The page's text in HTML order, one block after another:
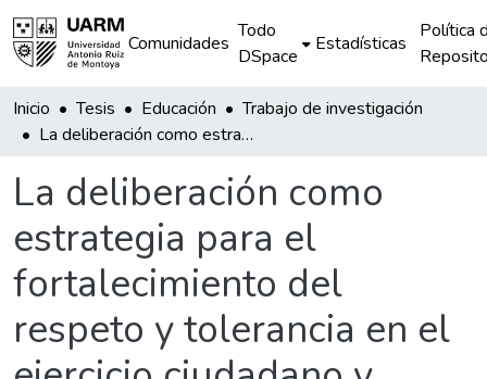
Comunidades
Todo
DSpace
Estadísticas
Política
Inicio Tesis Educación
Trabajo de investigación
La deliberación como estrategia para el fortalecimiento del respeto y tolerancia en el ejercicio ciudadano y democrático de los estudiantes de tercero de secundaria del Centro Educativo Innova Schools, sede San Juan de Miraflores, durante el año 2022
La deliberación como
estrategia para el
fortalecimiento del
respeto y tolerancia en el